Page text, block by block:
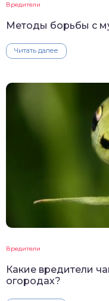
Вредители
Методы борьбы с
Читать далее
Вредители
Какие вредители
огородах?